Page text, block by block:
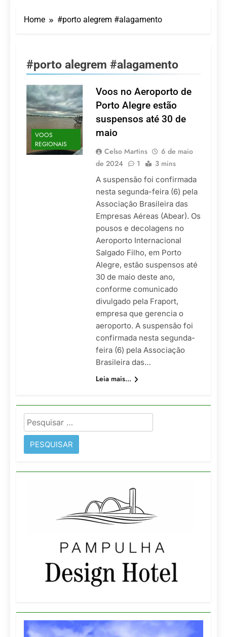
nos aeroportos da
7 De Agosto De 2026
de lazer e corporativo
7 De Agosto De 2026
Executivo com carreira
Balanger assume
comando do Wyndham
São Paulo Ibirapuera
5 De Agosto De 2026
LATAM anuncia 42
rotas na primeira fase
de operação do
Embraer 195-E2
5 De Agosto De 2026
Azul retoma voos
Alegre e Montevidéu
em dezembro
Home #porto alegrem #alagamento
#porto alegrem #alagamento
VOOS
REGIONAIS
Voos no Aeroporto de
Porto Alegre estão
suspensos até 30 de
maio
Celso Martins
6 de maio
de 2024
1 3 mins
A suspensão foi confirmada
nesta segunda-feira (6) pela
Associação Brasileira das
Empresas Aéreas (Abear). Os
pousos e decolagens no
Aeroporto Internacional
Salgado Filho, em Porto
Alegre, estão suspensos até
30 de maio deste ano,
conforme comunicado
divulgado pela Fraport,
empresa que gerencia o
aeroporto. A suspensão foi
confirmada nesta segunda-
feira (6) pela Associação
Brasileira das…
Leia mais...
Pesquisar
por: